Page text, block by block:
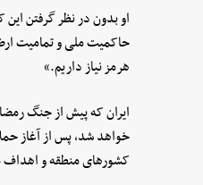
او بدون در نظر گرفتن این
حاکمیت ملی و تمامیت
هرمز نیاز داریم.»
ایران که پیش از جنگ
کشورهای منطقه و اهداف